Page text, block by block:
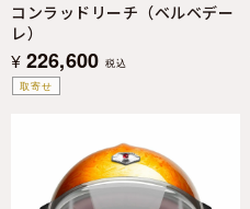
取寄せ
コンラッドリーチ（ベルベデー
レ）
¥ 226,600 税込